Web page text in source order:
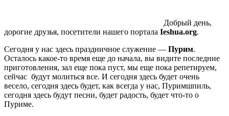
Добрый день,
дорогие друзья, посетители нашего портала Ieshua.org.
Сегодня у нас здесь праздничное служение — Пурим.
Осталось какое-то время еще до начала, вы видите последние
приготовления, зал еще пока пуст, мы еще пока репетируем,
сейчас будут молиться все. И сегодня здесь будет очень
весело, сегодня здесь будет, как всегда у нас, Пуримшпиль,
сегодня здесь будут песни, будет радость, будет что-то о
Пуриме.